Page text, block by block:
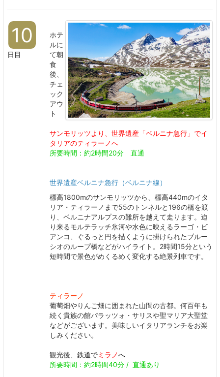
10
日目
ホテ
ルに
て朝
食
後、
チェ
ック
アウ
ト
サンモリッツより、世界遺産「ベルニナ急行」でイ
タリアのティラーノへ
所要時間：約2時間20分 直通
世界遺産ベルニナ急行（ベルニナ線）
標高1800mのサンモリッツから、標高440mのイタ
リア・ティラーノまで55のトンネルと196の橋を渡
り、ベルニナアルプスの難所を越えて走ります。迫
り来るモルテラッチ氷河や水色に映えるラーゴ・ビ
アンコ、ぐるっと円を描くように掛けられたブルー
シオのループ橋などがハイライト。2時間15分という
短時間で景色がめくるめく変化する絶景列車です。
ティラーノ
葡萄畑やりんご畑に囲まれた山間の古都。何百年も
続く貴族の館パラッツォ・サリスや聖マリア大聖堂
などがございます。美味しいイタリアランチをお楽
しみください。
観光後、 鉄道でミラノへ
所要時間：約2時間40分 / 直通あり